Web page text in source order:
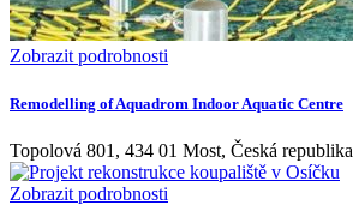
Zobrazit podrobnosti
Remodelling of Aquadrom Indoor Aquatic Centre
Topolová 801, 434 01 Most, Česká republika
Zobrazit podrobnosti